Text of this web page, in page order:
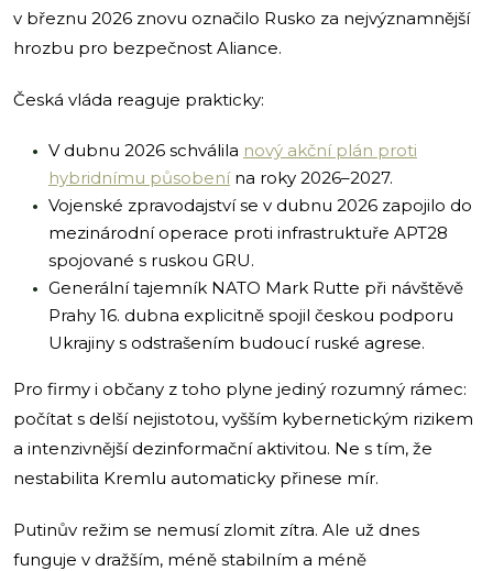
v březnu 2026 znovu označilo Rusko za nejvýznamnější
hrozbu pro bezpečnost Aliance.
Česká vláda reaguje prakticky:
V dubnu 2026 schválila nový akční plán proti
hybridnímu působenína roky 2026–2027.
Vojenské zpravodajství se v dubnu 2026 zapojilo do
mezinárodní operace proti infrastruktuře APT28
spojované s ruskou GRU.
Generální tajemník NATO Mark Rutte při návštěvě
Prahy 16. dubna explicitně spojil českou podporu
Ukrajiny s odstrašením budoucí ruské agrese.
Pro firmy i občany z toho plyne jediný rozumný rámec:
počítat s delší nejistotou, vyšším kybernetickým rizikem
a intenzivnější dezinformační aktivitou. Ne s tím, že
nestabilita Kremlu automaticky přinese mír.
Putinův režim se nemusí zlomit zítra. Ale už dnes
funguje v dražším, méně stabilním a méně